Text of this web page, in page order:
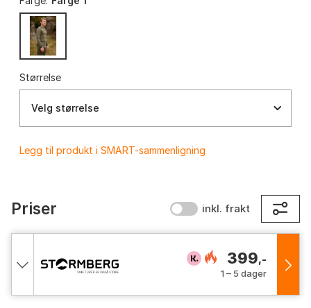
Størrelse
Velg størrelse
Legg til produkt i SMART-sammenligning
Priser inkl. frakt
399,-
1 – 5 dager